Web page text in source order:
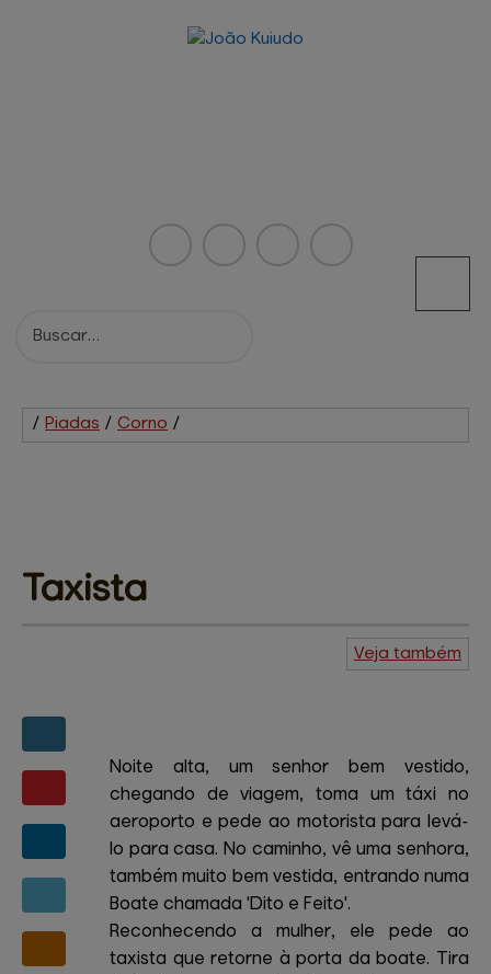
/ Piadas / Corno /
Taxista
Veja também
Noite alta, um senhor bem vestido,
chegando de viagem, toma um táxi no
aeroporto e pede ao motorista para levá-
lo para casa. No caminho, vê uma senhora,
também muito bem vestida, entrando numa
Boate chamada 'Dito e Feito'.
Reconhecendo a mulher, ele pede ao
taxista que retorne à porta da boate. Tira